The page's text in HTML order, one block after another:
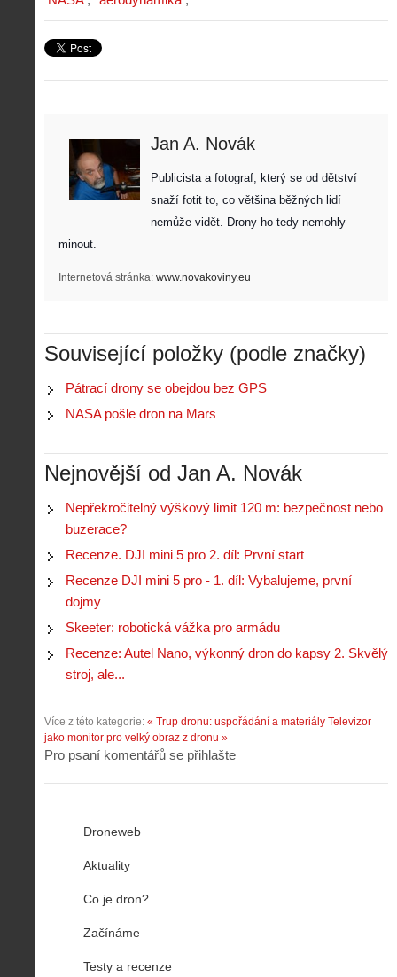
Jan A. Novák
Publicista a fotograf, který se od dětství
snaží fotit to, co většina běžných lidí
nemůže vidět. Drony ho tedy nemohly
minout.
Internetová stránka: www.novakoviny.eu
Související položky (podle značky)
Pátrací drony se obejdou bez GPS
NASA pošle dron na Mars
Nejnovější od Jan A. Novák
Nepřekročitelný výškový limit 120 m: bezpečnost nebo
buzerace?
Recenze. DJI mini 5 pro 2. díl: První start
Recenze DJI mini 5 pro - 1. díl: Vybalujeme, první
dojmy
Skeeter: robotická vážka pro armádu
Recenze: Autel Nano, výkonný dron do kapsy 2. Skvělý
stroj, ale...
Více z této kategorie: « Trup dronu: uspořádání a materiály Televizor
jako monitor pro velký obraz z dronu »
Pro psaní komentářů se přihlašte
Droneweb
Aktuality
Co je dron?
Začínáme
Testy a recenze